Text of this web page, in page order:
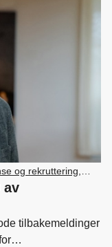
og rekruttering
og
av bil
av
tilbakemeldinger